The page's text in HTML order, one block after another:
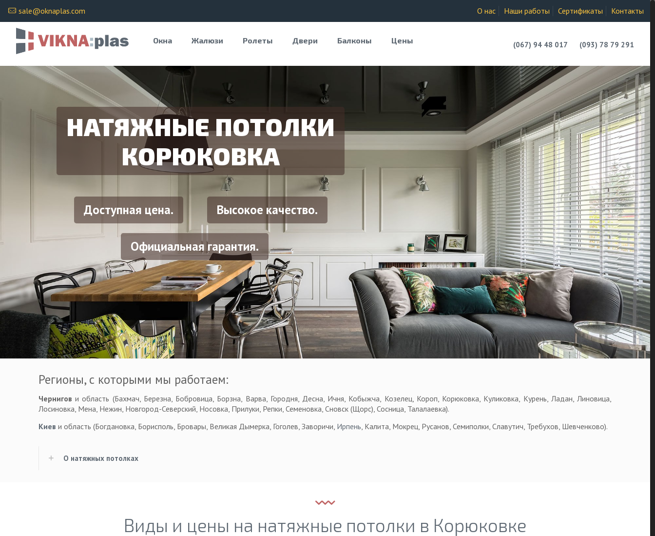
sale@oknaplas.com О нас Наши работы Сертификаты Контакты
Окна Жалюзи Ролеты Двери Балконы Цены (067) 94 48 017 (093) 78 79 291
НАТЯЖНЫЕ ПОТОЛКИ
КОРЮКОВКА
Доступная цена. Высокое качество.
Официальная гарантия.
Регионы, с которыми мы работаем:
Чернигов и область (Бахмач, Березна, Бобровица, Борзна, Варва, Городня, Десна, Ичня, Кобыжча, Козелец, Короп, Корюковка, Куликовка, Курень, Ладан, Линовица,
Лосиновка, Мена, Нежин, Новгород-Северский, Носовка, Прилуки, Репки, Семеновка, Сновск (Щорс), Сосница, Талалаевка).
Киев и область (Богдановка, Борисполь, Бровары, Великая Дымерка, Гоголев, Заворичи, Ирпень, Калита, Мокрец, Русанов, Семиполки, Славутич, Требухов, Шевченково).
О натяжных потолках
Виды и цены на натяжные потолки в Корюковке